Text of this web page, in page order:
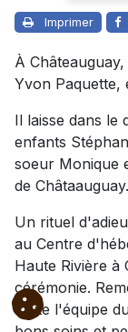
Imprimer
À
Yvon Paquette,
Il laisse dans le
enfants
soeur Monique
de Châtaauguay.
Un rituel
au Centre
Haute Rivière à
cérémonie.
toute l'équipe